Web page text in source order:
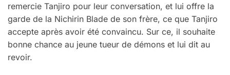
remercie Tanjiro pour leur conversation, et lui offre la
garde de la Nichirin Blade de son frère, ce que Tanjiro
accepte après avoir été convaincu. Sur ce, il souhaite
bonne chance au jeune tueur de démons et lui dit au
revoir.